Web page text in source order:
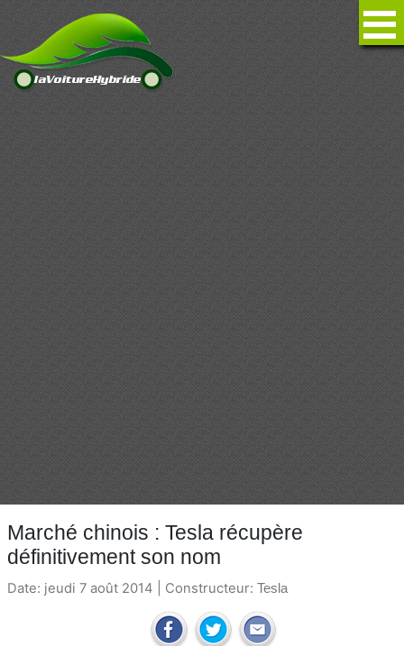
Marché chinois : Tesla récupère
définitivement son nom
Date: jeudi 7 août 2014 | Constructeur: Tesla